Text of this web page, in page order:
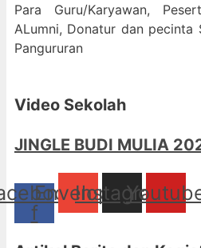
Para Guru/Karyawan,
ALumni, Donatur dan pecinta
Pangururan
Video Sekolah
JINGLE BUDI MULIA
f
Envelope
Instagram